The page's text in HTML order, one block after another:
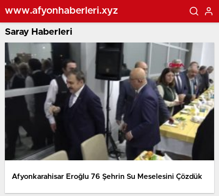
www.afyonhaberleri.xyz
Saray Haberleri
Afyonkarahisar Eroğlu 76 Şehrin Su Meselesini Çözdük